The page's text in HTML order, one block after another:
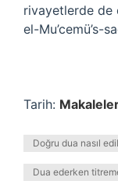
rivayetlerde de
el-Mu’cemü’s-
Tarih:
Doğru dua nasıl
Dua ederken